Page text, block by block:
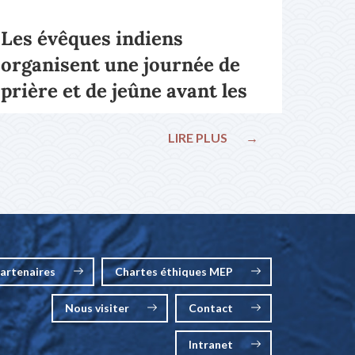
Les évêques indiens
organisent une journée de
prière et de jeûne avant les
LIRE PLUS →
Chartes éthiques MEP
Nous visiter Contact
Intranet